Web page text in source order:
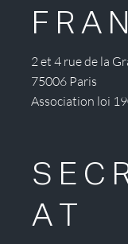
2 et 4 rue de la
75006 Paris
Association loi
AT